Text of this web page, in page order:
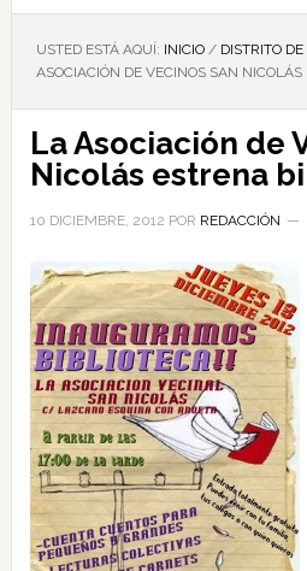
USTED ESTÁ AQUÍ: INICIO / DISTRITO
ASOCIACIÓN DE VECINOS SAN
La Asociación de
Nicolás estrena
10 DICIEMBRE, 2012 POR REDACCIÓN